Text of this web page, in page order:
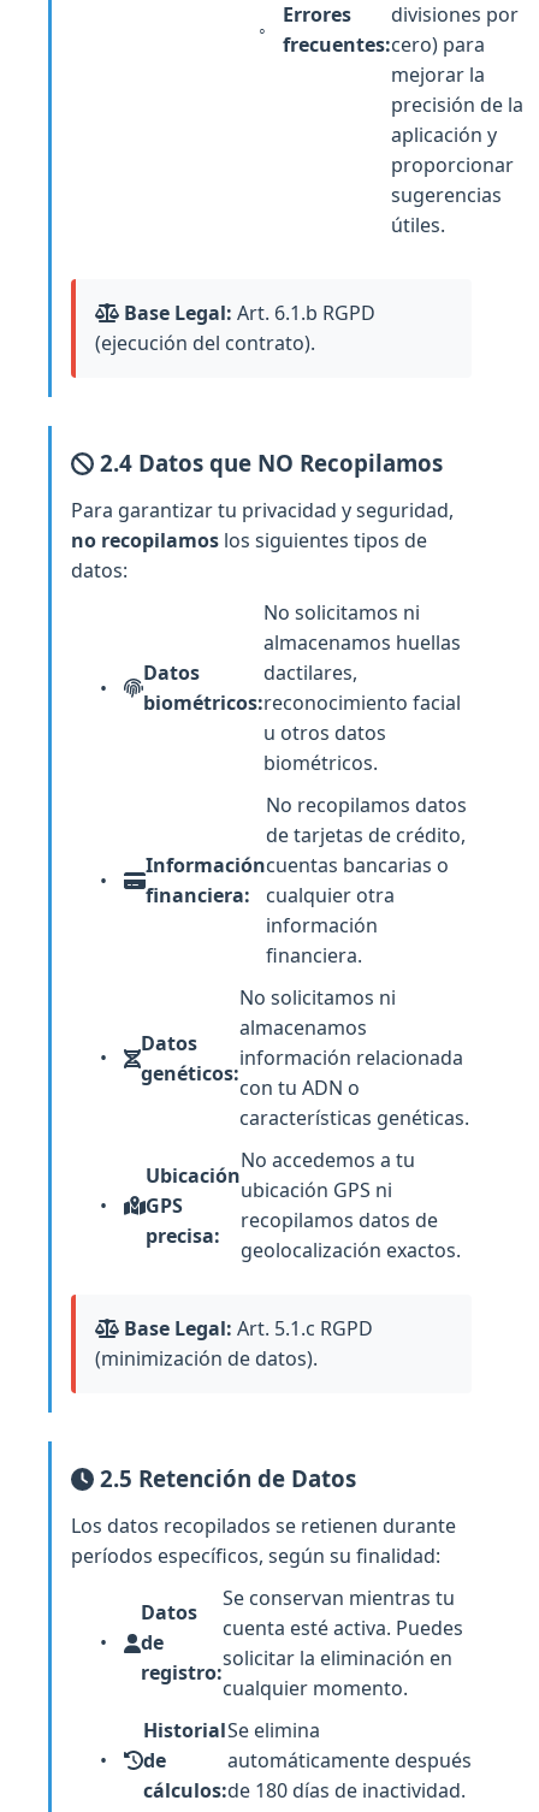
Errores
frecuentes:
divisiones por
cero) para
mejorar la
precisión de la
aplicación y
proporcionar
sugerencias
útiles.
Base Legal: Art. 6.1.b RGPD
(ejecución del contrato).
2.4 Datos que NO Recopilamos
Para garantizar tu privacidad y seguridad,
no recopilamos los siguientes tipos de
datos:
Datos
biométricos:
No solicitamos ni
almacenamos huellas
dactilares,
reconocimiento facial
u otros datos
biométricos.
Información
financiera:
No recopilamos datos
de tarjetas de crédito,
cuentas bancarias o
cualquier otra
información
financiera.
Datos
genéticos:
No solicitamos ni
almacenamos
información relacionada
con tu ADN o
características genéticas.
Ubicación
GPS
precisa:
No accedemos a tu
ubicación GPS ni
recopilamos datos de
geolocalización exactos.
Base Legal: Art. 5.1.c RGPD
(minimización de datos).
2.5 Retención de Datos
Los datos recopilados se retienen durante
períodos específicos, según su finalidad:
Datos
de
registro:
Se conservan mientras tu
cuenta esté activa. Puedes
solicitar la eliminación en
cualquier momento.
Historial
de
cálculos:
Se elimina
automáticamente después
de 180 días de inactividad.